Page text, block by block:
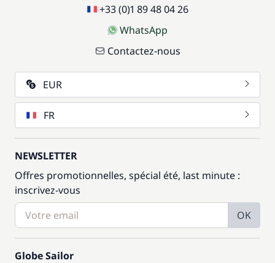
+33 (0)1 89 48 04 26
WhatsApp
Contactez-nous
EUR
FR
NEWSLETTER
Offres promotionnelles, spécial été, last minute :
inscrivez-vous
OK
Globe Sailor